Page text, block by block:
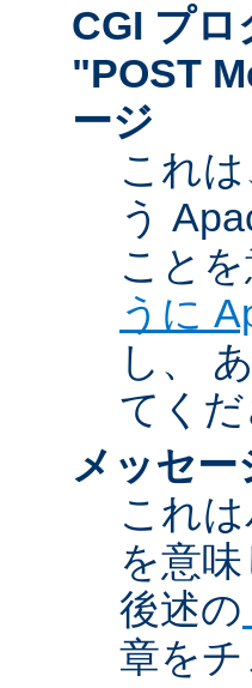
CGI プ
"POST
ージ
これ
う
ことを
うに
し、
てくだ
メッセ
これ
を意味
後述の
章を